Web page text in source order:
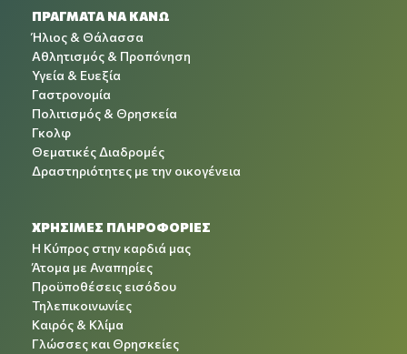
ΠΡΑΓΜΑΤΑ ΝΑ ΚΑΝΩ
Ήλιος & Θάλασσα
Αθλητισμός & Προπόνηση
Υγεία & Ευεξία
Γαστρονομία
Πολιτισμός & Θρησκεία
Γκολφ
Θεματικές Διαδρομές
Δραστηριότητες με την οικογένεια
ΧΡΉΣΙΜΕΣ ΠΛΗΡΟΦΟΡΊΕΣ
Η Κύπρος στην καρδιά μας
Άτομα με Αναπηρίες
Προϋποθέσεις εισόδου
Τηλεπικοινωνίες
Καιρός & Κλίμα
Γλώσσες και Θρησκείες